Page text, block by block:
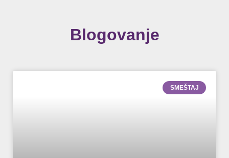
Blogovanje
SMEŠTAJ